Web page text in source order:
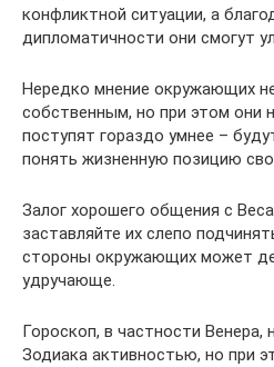
конфликтной ситуации, а
дипломатичности они смогут
Нередко мнение окружающих
собственным, но при этом они
поступят гораздо умнее –
понять жизненную позицию
Залог хорошего общения с
заставляйте их слепо
стороны окружающих может
удручающе.
Гороскоп, в частности Венера,
Зодиака активностью, но при